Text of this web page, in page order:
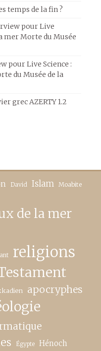
temps de la fin ?
pour Live
mer Morte du Musée
pour Live Science :
du Musée de la
grec AZERTY 1.2
David Islam Moabite
de la mer
religions
apocryphes
Égypte Hénoch